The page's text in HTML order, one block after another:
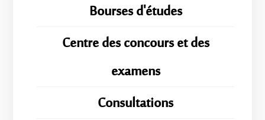
Bourses d'études
Centre des concours et des
examens
Consultations